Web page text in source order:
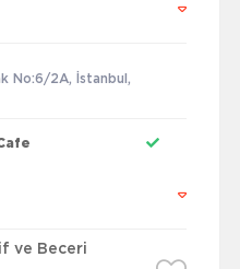
No:6/2A, İstanbul,
ve Beceri